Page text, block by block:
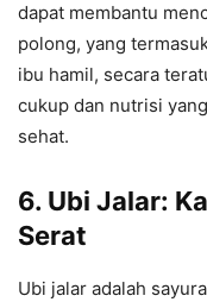
dapat membantu
polong, yang
ibu hamil, secara
cukup dan nutrisi
sehat.
6. Ubi Jalar:
Serat
Ubi jalar adalah